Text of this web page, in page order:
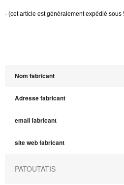
- (cet article est généralement expédié sous
Nom fabricant
Adresse fabricant
email fabricant
site web fabricant
PATOUTATIS